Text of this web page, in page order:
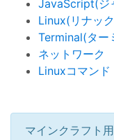
JavaScript(ジ
Linux(リナッ
Terminal(ター
ネットワーク
Linuxコマンド
マインクラフト